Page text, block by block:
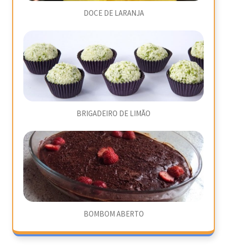
DOCE DE LARANJA
BRIGADEIRO DE LIMÃO
BOMBOM ABERTO